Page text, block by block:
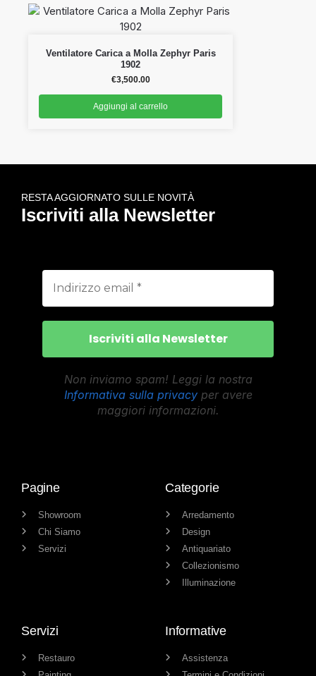
Ventilatore Carica a Molla Zephyr Paris
1902
€3,500.00
Aggiungi al carrello
RESTA AGGIORNATO SULLE NOVITÀ
Iscriviti alla Newsletter
Non inviamo spam! Leggi la nostra
Informativa sulla privacyper avere
maggiori informazioni.
Pagine
Showroom
Chi Siamo
Servizi
Categorie
Arredamento
Design
Antiquariato
Collezionismo
Illuminazione
Servizi
Restauro
Informative
Assistenza